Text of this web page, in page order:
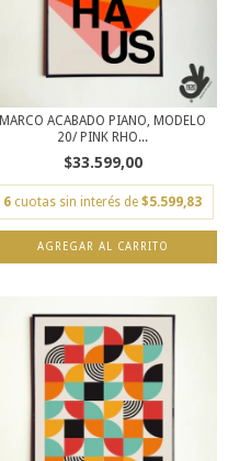
MARCO ACABADO PIANO, MODELO
20/ PINK RHO...
$33.599,00
6 cuotas sin interés de $5.599,83
AGREGAR AL CARRITO